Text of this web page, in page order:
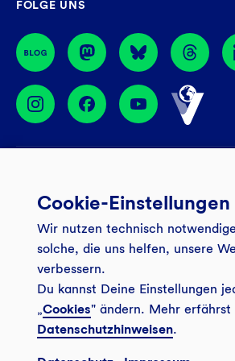
44774 Bochum
BIC: GENODEM1GLS
FOLGE UNS
Banking App
Service
Onlinebanking Login
Sicheres Banking
FAQ
Unsere Angebote
Girokonto
Mitgliederkonto
Tagesgeldkonto
Wo wirkt die GLS?
Weitersagen
Veranstaltungen
Kundenmagazin Bankspiegel
Sozial-ökologisch seit
Cookie-Einstellungen
Wir nutzen technisch
solche, die uns helfen, unsere
verbessern.
Du kannst Deine Einstellungen
„Cookies" ändern. Mehr erfährst
Datenschutzhinweisen.